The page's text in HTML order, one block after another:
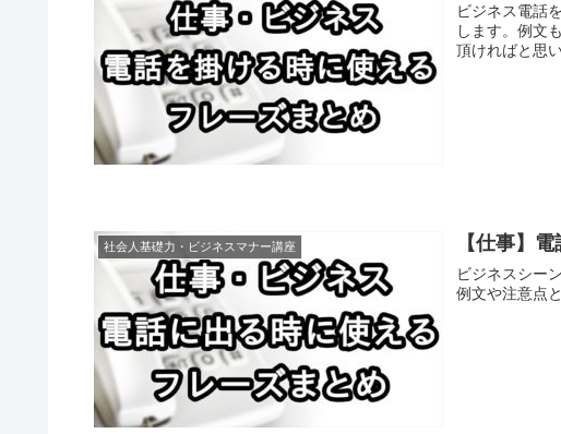
ビジネス電話
します。例文
頂ければと思い
社会人基礎力・ビジネスマナー講座 【仕事】
ビジネスシー
例文や注意点